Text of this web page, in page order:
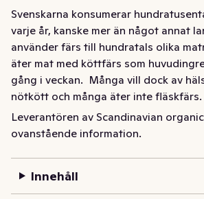
Svenskarna konsumerar
varje år, kanske mer än något annat
använder färs till hundratals olika
äter mat med köttfärs som
gång i veckan.  Många vill dock av
nötkött och många äter inte
dag dock inte funnits ekologisk
Sverige i dag, och vi på Scandinavian
folkkä
Leverantören av Scandinavian
ovanstående information.
Innehåll